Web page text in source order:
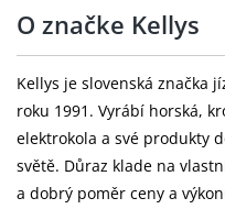
Řetěz: KMC Z8
Kliky:
mm (S),
O značke Kellys
Kellys je slovenská značka
roku 1991. Vyrábí horská,
elektrokola a své produkty
světě. Důraz klade na
a dobrý poměr ceny a